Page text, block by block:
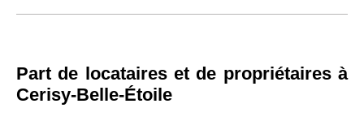
Part de locataires et de propriétaires à
Cerisy-Belle-Étoile